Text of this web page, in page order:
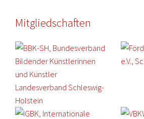
Mitgliedschaften